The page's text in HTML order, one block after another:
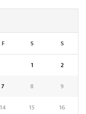
F S S
1
2
7 8
9
14 15
16